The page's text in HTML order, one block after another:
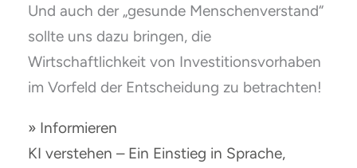
Und auch der „gesunde Menschenverstand“
sollte uns dazu bringen, die
Wirtschaftlichkeit von Investitionsvorhaben
im Vorfeld der Entscheidung zu betrachten!
» Informieren
KI verstehen – Ein Einstieg in Sprache,